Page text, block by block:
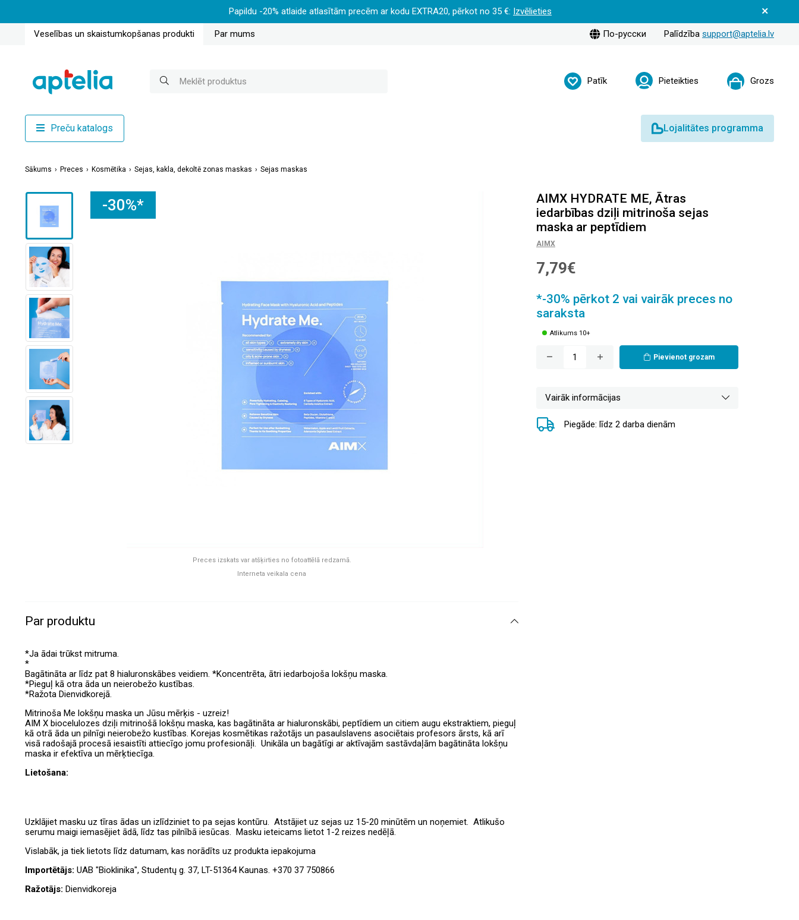
Papildu -20% atlaide atlasītām precēm ar kodu EXTRA20, pērkot no 35 €: Izvēlieties
Veselības un skaistumkopšanas produkti Par mums По-русски Palīdzība support@aptelia.lv
Patīk Pieteikties Grozs
Preču katalogs Lojalitātes programma
Sākums Preces Kosmētika Sejas, kakla, dekoltē zonas maskas Sejas maskas
-30%*
Preces izskats var atšķirties no fotoattēlā redzamā.
Interneta veikala cena
Par produktu
*Ja ādai trūkst mitruma.
*
Bagātināta ar līdz pat 8 hialuronskābes veidiem. *Koncentrēta, ātri iedarbojoša lokšņu maska.
*Pieguļ kā otra āda un neierobežo kustības.
*Ražota Dienvidkorejā.
Mitrinoša Me lokšņu maska un Jūsu mērķis - uzreiz!
AIM X biocelulozes dziļi mitrinošā lokšņu maska, kas bagātināta ar hialuronskābi, peptīdiem un citiem augu ekstraktiem, pieguļ
kā otrā āda un pilnīgi neierobežo kustības. Korejas kosmētikas ražotājs un pasaulslavens asociētais profesors ārsts, kā arī
visā radošajā procesā iesaistīti attiecīgo jomu profesionāļi. Unikāla un bagātīgi ar aktīvajām sastāvdaļām bagātināta lokšņu
maska ir efektīva un mērķtiecīga.
Lietošana:
Uzklājiet masku uz tīras ādas un izlīdziniet to pa sejas kontūru. Atstājiet uz sejas uz 15-20 minūtēm un noņemiet. Atlikušo
serumu maigi iemasējiet ādā, līdz tas pilnībā iesūcas. Masku ieteicams lietot 1-2 reizes nedēļā.
Vislabāk, ja tiek lietots līdz datumam, kas norādīts uz produkta iepakojuma
Importētājs: UAB "Bioklinika", Studentų g. 37, LT-51364 Kaunas. +370 37 750866
Ražotājs: Dienvidkoreja
AIMX HYDRATE ME, Ātras
iedarbības dziļi mitrinoša sejas
maska ​​ar peptīdiem
AIMX
7,79€
*-30% pērkot 2 vai vairāk preces no
saraksta
Atlikums 10+
Pievienot grozam
Vairāk informācijas
Piegāde: līdz 2 darba dienām